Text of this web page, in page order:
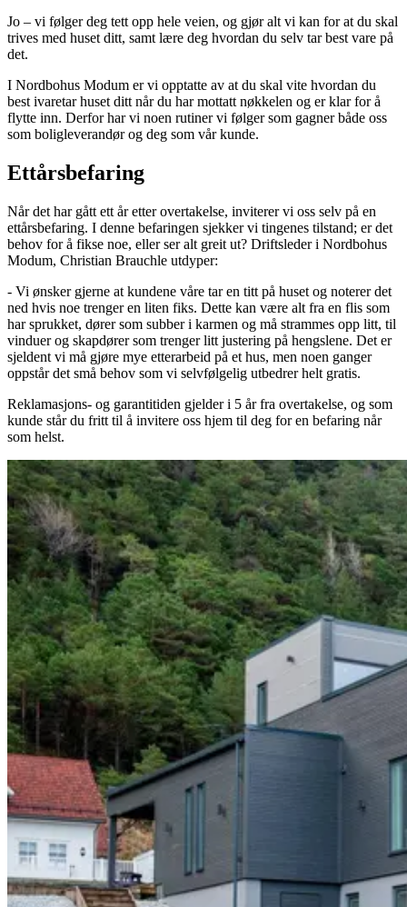
Jo – vi følger deg tett opp hele veien, og gjør alt vi kan for at du skal
trives med huset ditt, samt lære deg hvordan du selv tar best vare på
det.
I Nordbohus Modum er vi opptatte av at du skal vite hvordan du
best ivaretar huset ditt når du har mottatt nøkkelen og er klar for å
flytte inn. Derfor har vi noen rutiner vi følger som gagner både oss
som boligleverandør og deg som vår kunde.
Ettårsbefaring
Når det har gått ett år etter overtakelse, inviterer vi oss selv på en
ettårsbefaring. I denne befaringen sjekker vi tingenes tilstand; er det
behov for å fikse noe, eller ser alt greit ut? Driftsleder i Nordbohus
Modum, Christian Brauchle utdyper:
- Vi ønsker gjerne at kundene våre tar en titt på huset og noterer det
ned hvis noe trenger en liten fiks. Dette kan være alt fra en flis som
har sprukket, dører som subber i karmen og må strammes opp litt, til
vinduer og skapdører som trenger litt justering på hengslene. Det er
sjeldent vi må gjøre mye etterarbeid på et hus, men noen ganger
oppstår det små behov som vi selvfølgelig utbedrer helt gratis.
Reklamasjons- og garantitiden gjelder i 5 år fra overtakelse, og som
kunde står du fritt til å invitere oss hjem til deg for en befaring når
som helst.